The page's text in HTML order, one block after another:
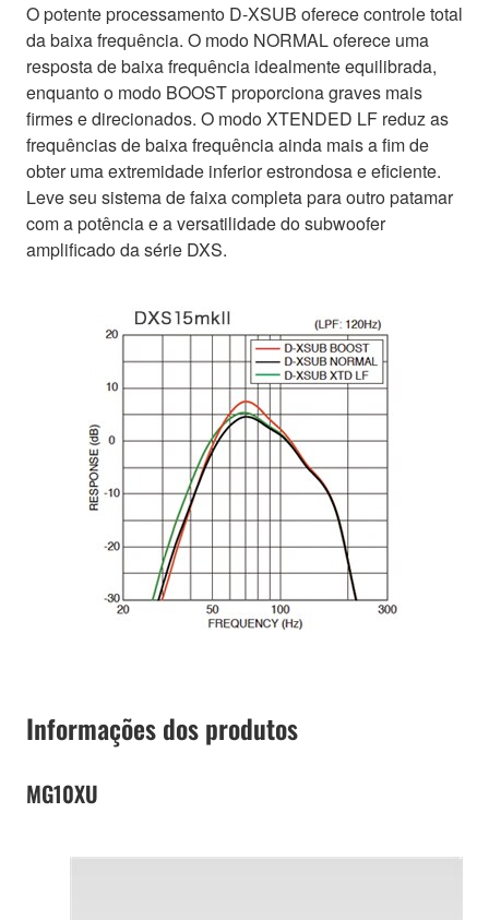
O potente processamento D-XSUB oferece controle total
da baixa frequência. O modo NORMAL oferece uma
resposta de baixa frequência idealmente equilibrada,
enquanto o modo BOOST proporciona graves mais
firmes e direcionados. O modo XTENDED LF reduz as
frequências de baixa frequência ainda mais a fim de
obter uma extremidade inferior estrondosa e eficiente.
Leve seu sistema de faixa completa para outro patamar
com a potência e a versatilidade do subwoofer
amplificado da série DXS.
Informações dos produtos
MG10XU